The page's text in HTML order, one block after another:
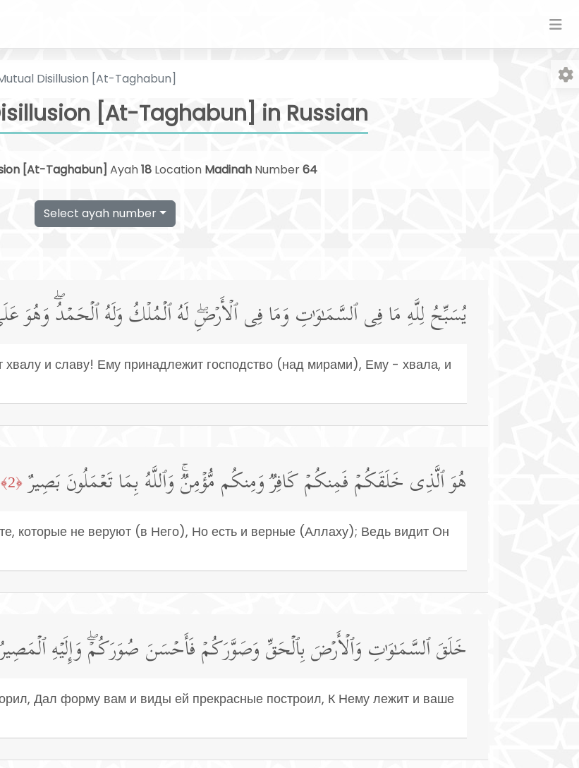
Disillusion [At-Taghabun]
[At-Taghabun] in Russian
[At-Taghabun] Ayah18 Location Madinah Number64
Select ayah number
یُسَبِّحُ لِلَّهِ مَا فِی ٱلسَّمَـٰوَ ٰ⁠تِ وَمَا فِی ٱلۡأَرۡضِۖ لَهُ ٱلۡمُلۡكُ وَلَهُ ٱلۡحَمۡدُۖ وَهُوَ
хвалу и славу! Ему принадлежит господство (над мирами), Ему - хвала, и
هُوَ ٱلَّذِی خَلَقَكُمۡ فَمِنكُمۡ كَافِرࣱ وَمِنكُم مُّؤۡمِنࣱۚ وَٱللَّهُ بِمَا تَعۡمَلُونَ بَصِیرٌ ﴿2﴾
которые не веруют (в Него), Но есть и верные (Аллаху); Ведь видит Он
خَلَقَ ٱلسَّمَـٰوَ ٰ⁠تِ وَٱلۡأَرۡضَ بِٱلۡحَقِّ وَصَوَّرَكُمۡ فَأَحۡسَنَ صُوَرَكُمۡۖ وَإِلَیۡهِ ٱلۡمَصِیرُ
Дал форму вам и виды ей прекрасные построил, К Нему лежит и ваше